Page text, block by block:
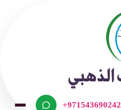
+971543690242